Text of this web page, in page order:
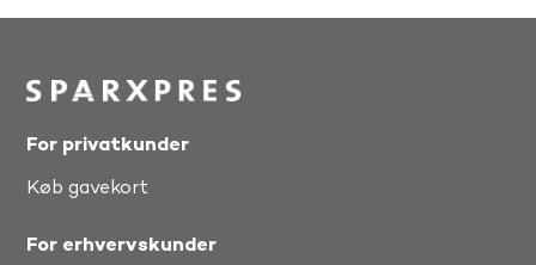
For privatkunder
Køb gavekort
For erhvervskunder